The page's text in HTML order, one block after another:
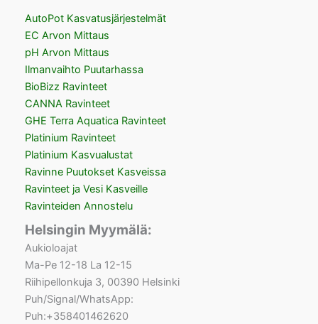
AutoPot Kasvatusjärjestelmät
EC Arvon Mittaus
pH Arvon Mittaus
Ilmanvaihto Puutarhassa
BioBizz Ravinteet
CANNA Ravinteet
GHE Terra Aquatica Ravinteet
Platinium Ravinteet
Platinium Kasvualustat
Ravinne Puutokset Kasveissa
Ravinteet ja Vesi Kasveille
Ravinteiden Annostelu
Helsingin Myymälä:
Aukioloajat
Ma-Pe 12-18 La 12-15
Riihipellonkuja 3, 00390 Helsinki
Puh/Signal/WhatsApp:
Puh:+358401462620